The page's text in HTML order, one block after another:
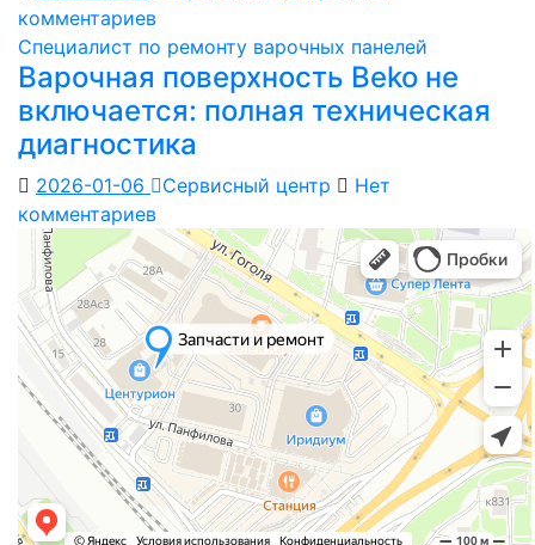
комментариев
Специалист по ремонту варочных панелей
Варочная поверхность Beko не
включается: полная техническая
диагностика
2026-01-06 Сервисный центр
Нет
комментариев